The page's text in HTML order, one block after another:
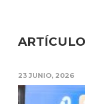
23 JUNIO, 2026